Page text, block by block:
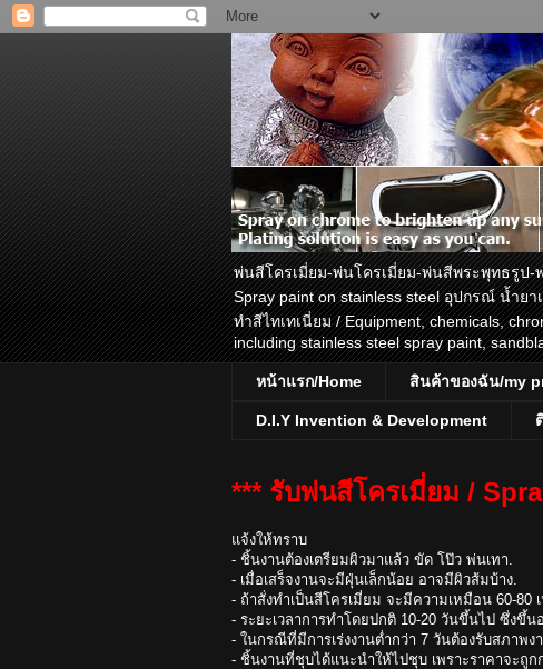
พ่นสีโครเมี่ยม-พ่นโครเมี่ยม-พ่นสีพระพุทธรูป-
Spray paint on stainless steel อุปกรณ์ น้ำย
ทำสีไทเทเนี่ยม / Equipment, chemicals,
including stainless steel spray paint,
หน้าแรก/Home สินค้าของฉัน/my
D.I.Y Invention & Development
*** รับพ่นสีโครเมี่ยม /
แจ้งให้ทราบ
- ชิ้นงานต้องเตรียมผิวมาแล้ว ขัด โป๊ว พ่นเทา.
- เมื่อเสร็จงานจะมีฝุ่นเล็กน้อย อาจมีผิวส้มบ้าง.
- ถ้าสั่งทำเป็นสีโครเมี่ยม จะมีความเหมือน 60-80 เ
- ระยะเวลาการทำโดยปกติ 10-20 วันขึ้นไป ซึ่งขึ้
- ในกรณีที่มีการเร่งงานต่ำกว่า 7 วันต้องรับสภาพง
- ชิ้นงานที่ชุบได้แนะนำให้ไปชุบ เพราะราคาจะถูกก